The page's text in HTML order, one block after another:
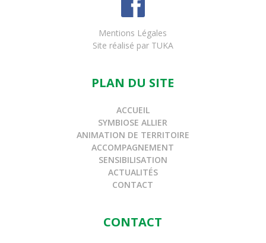
Mentions Légales
Site réalisé par TUKA
PLAN DU SITE
ACCUEIL
SYMBIOSE ALLIER
ANIMATION DE TERRITOIRE
ACCOMPAGNEMENT
SENSIBILISATION
ACTUALITÉS
CONTACT
CONTACT